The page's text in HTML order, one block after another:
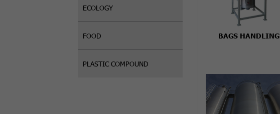
BAGS HANDLING
ECOLOGY
FOOD
PLASTIC COMPOUND